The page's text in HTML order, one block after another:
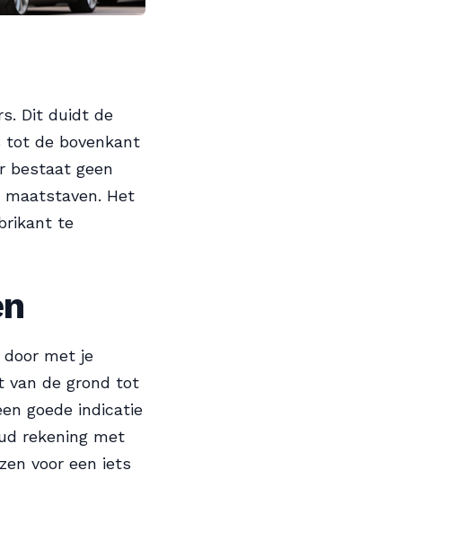
Dit duidt de
tot de bovenkant
bestaat geen
maatstaven. Het
te
door met je
van de grond tot
goede indicatie
rekening met
voor een iets